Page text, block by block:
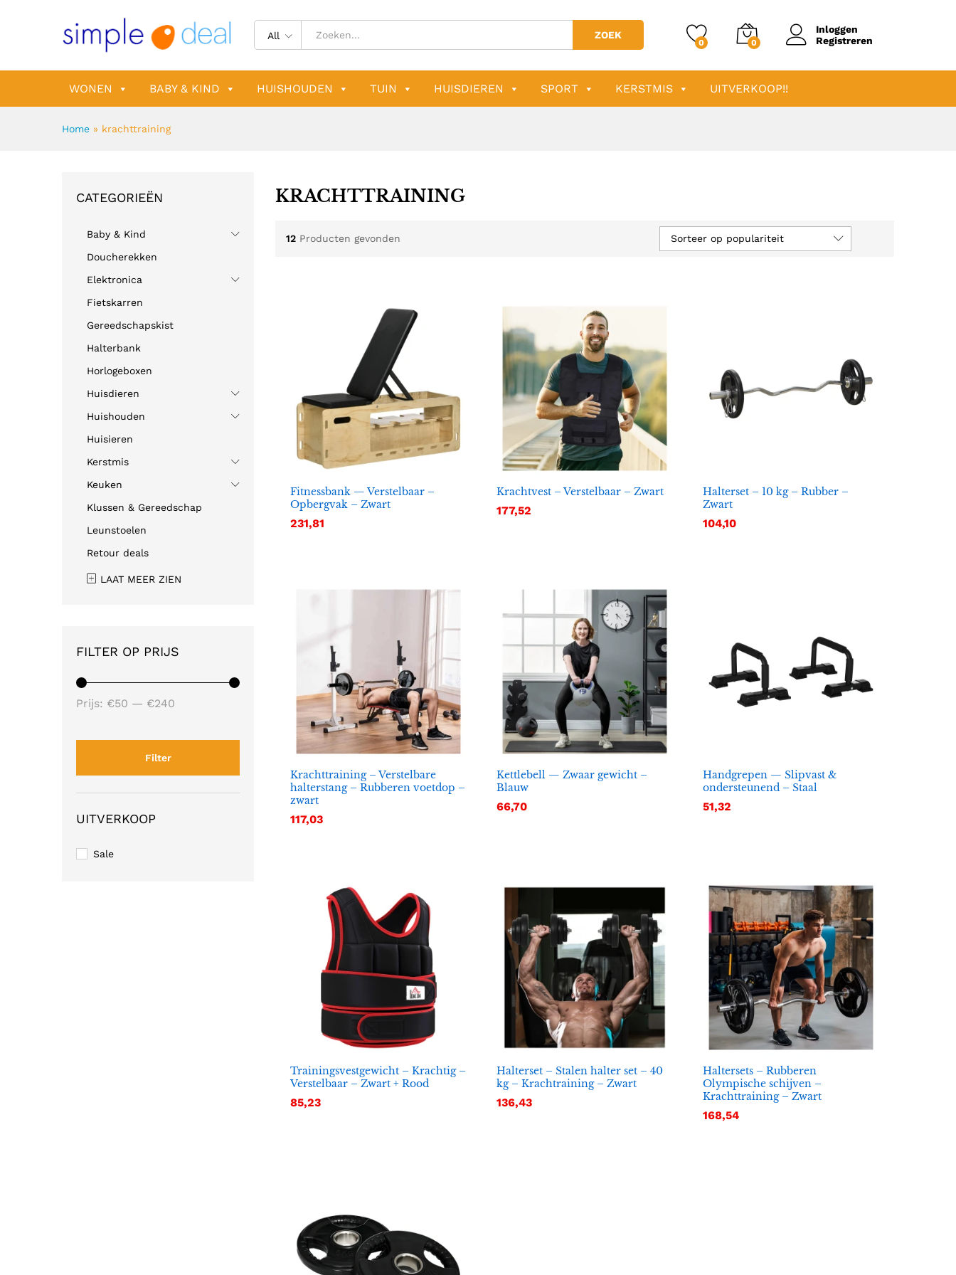
All ZOEK
0 0
Inloggen
Registreren
WONEN BABY & KIND HUISHOUDEN TUIN HUISDIEREN SPORT KERSTMIS UITVERKOOP!!
Home » krachttraining
KRACHTTRAINING
12 Producten gevonden Sorteer op populariteit
Fitnessbank — Verstelbaar –
Opbergvak – Zwart
231,81
231,81
Krachtvest – Verstelbaar – Zwart
177,52
177,52
Halterset – 10 kg – Rubber –
Zwart
104,10
104,10
Krachttraining – Verstelbare
halterstang – Rubberen voetdop –
zwart
117,03
117,03
Kettlebell — Zwaar gewicht –
Blauw
66,70
66,70
Handgrepen — Slipvast &
ondersteunend – Staal
51,32
51,32
Trainingsvestgewicht – Krachtig –
Verstelbaar – Zwart + Rood
85,23
85,23
Halterset – Stalen halter set – 40
kg – Krachtraining – Zwart
136,43
136,43
Haltersets – Rubberen
Olympische schijven –
Krachttraining – Zwart
168,54
168,54
CATEGORIEËN
Baby & Kind
Doucherekken
Elektronica
Fietskarren
Gereedschapskist
Halterbank
Horlogeboxen
Huisdieren
Huishouden
Huisieren
Kerstmis
Keuken
Klussen & Gereedschap
Leunstoelen
Retour deals
LAAT MEER ZIEN
FILTER OP PRIJS
Filter
Prijs: €50 — €240
UITVERKOOP
Sale